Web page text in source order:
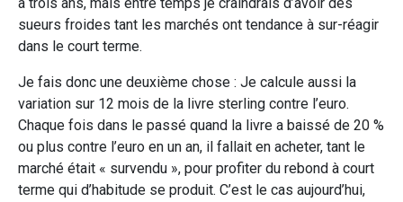
sueurs froides tant les marchés ont tendance à sur-réagir
dans le court terme.
Je fais donc une deuxième chose : Je calcule aussi la
variation sur 12 mois de la livre sterling contre l’euro.
Chaque fois dans le passé quand la livre a baissé de 20 %
ou plus contre l’euro en un an, il fallait en acheter, tant le
marché était « survendu », pour profiter du rebond à court
terme qui d’habitude se produit. C’est le cas aujourd’hui,